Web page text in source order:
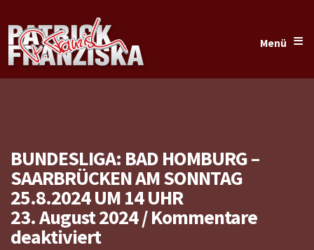
Menü ≡
BUNDESLIGA: BAD HOMBURG –
SAARBRÜCKEN AM SONNTAG
25.8.2024 UM 14 UHR
23. August 2024/Kommentare
deaktiviertfür